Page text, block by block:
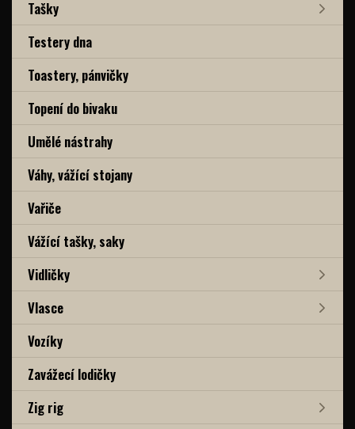
Tašky
Testery dna
Toastery, pánvičky
Topení do bivaku
Umělé nástrahy
Váhy, vážící stojany
Vařiče
Vážící tašky, saky
Vidličky
Vlasce
Vozíky
Zavážecí lodičky
Zig rig